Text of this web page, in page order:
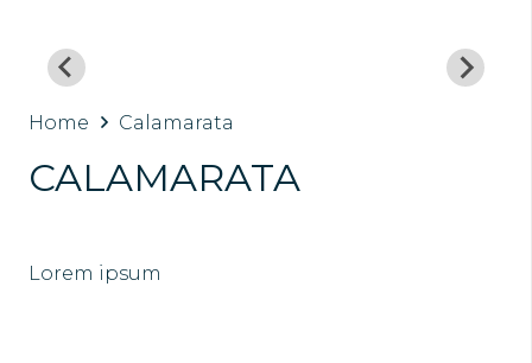
Home Calamarata
CALAMARATA
Lorem ipsum